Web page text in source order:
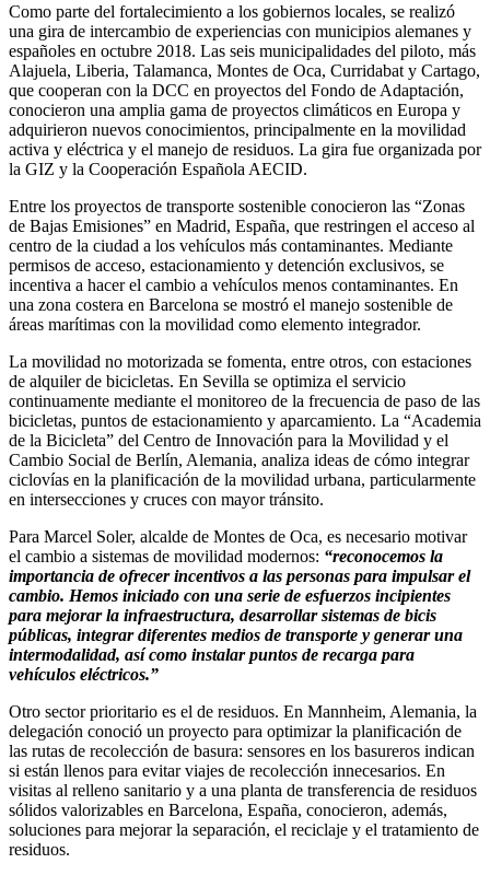
Como parte del fortalecimiento a los gobiernos locales, se realizó
una gira de intercambio de experiencias con municipios alemanes y
españoles en octubre 2018. Las seis municipalidades del piloto, más
Alajuela, Liberia, Talamanca, Montes de Oca, Curridabat y Cartago,
que cooperan con la DCC en proyectos del Fondo de Adaptación,
conocieron una amplia gama de proyectos climáticos en Europa y
adquirieron nuevos conocimientos, principalmente en la movilidad
activa y eléctrica y el manejo de residuos. La gira fue organizada por
la GIZ y la Cooperación Española AECID.
Entre los proyectos de transporte sostenible conocieron las “Zonas
de Bajas Emisiones” en Madrid, España, que restringen el acceso al
centro de la ciudad a los vehículos más contaminantes. Mediante
permisos de acceso, estacionamiento y detención exclusivos, se
incentiva a hacer el cambio a vehículos menos contaminantes. En
una zona costera en Barcelona se mostró el manejo sostenible de
áreas marítimas con la movilidad como elemento integrador.
La movilidad no motorizada se fomenta, entre otros, con estaciones
de alquiler de bicicletas. En Sevilla se optimiza el servicio
continuamente mediante el monitoreo de la frecuencia de paso de las
bicicletas, puntos de estacionamiento y aparcamiento. La “Academia
de la Bicicleta” del Centro de Innovación para la Movilidad y el
Cambio Social de Berlín, Alemania, analiza ideas de cómo integrar
ciclovías en la planificación de la movilidad urbana, particularmente
en intersecciones y cruces con mayor tránsito.
Para Marcel Soler, alcalde de Montes de Oca, es necesario motivar
el cambio a sistemas de movilidad modernos: “reconocemos la
importancia de ofrecer incentivos a las personas para impulsar el
cambio. Hemos iniciado con una serie de esfuerzos incipientes
para mejorar la infraestructura, desarrollar sistemas de bicis
públicas, integrar diferentes medios de transporte y generar una
intermodalidad, así como instalar puntos de recarga para
vehículos eléctricos.”
Otro sector prioritario es el de residuos. En Mannheim, Alemania, la
delegación conoció un proyecto para optimizar la planificación de
las rutas de recolección de basura: sensores en los basureros indican
si están llenos para evitar viajes de recolección innecesarios. En
visitas al relleno sanitario y a una planta de transferencia de residuos
sólidos valorizables en Barcelona, España, conocieron, además,
soluciones para mejorar la separación, el reciclaje y el tratamiento de
residuos.